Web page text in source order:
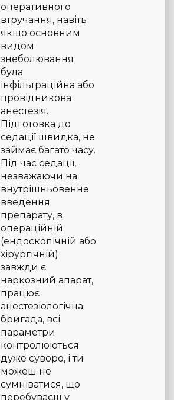
оперативного
втручання, навіть
якщо основним
видом
знеболювання
була
інфільтраційна або
провідникова
анестезія.
Підготовка до
седації швидка, не
займає багато часу.
Під час седації,
незважаючи на
внутрішньовенне
введення
препарату, в
операційній
(ендоскопічній або
хірургічній)
завжди є
наркозний апарат,
працює
анестезіологічна
бригада, всі
параметри
контролюються
дуже суворо, і ти
можеш не
сумніватися, що
перебуваєш у